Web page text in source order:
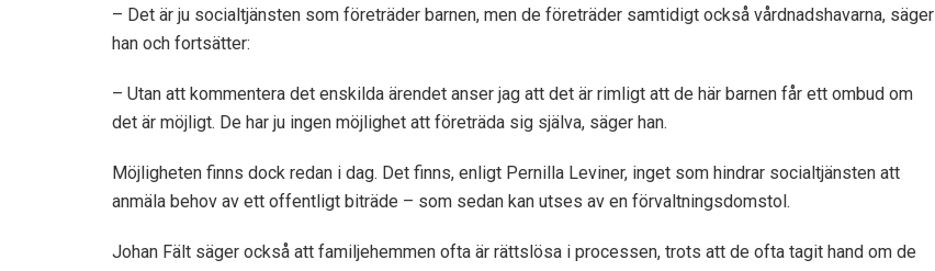
– Det är ju socialtjänsten som företräder barnen, men de företräder samtidigt också vårdnadshavarna, säger
han och fortsätter:
– Utan att kommentera det enskilda ärendet anser jag att det är rimligt att de här barnen får ett ombud om
det är möjligt. De har ju ingen möjlighet att företräda sig själva, säger han.
Möjligheten finns dock redan i dag. Det finns, enligt Pernilla Leviner, inget som hindrar socialtjänsten att
anmäla behov av ett offentligt biträde – som sedan kan utses av en förvaltningsdomstol.
Johan Fält säger också att familjehemmen ofta är rättslösa i processen, trots att de ofta tagit hand om de